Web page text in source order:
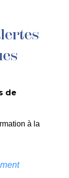
de
– Réseau
de
à la